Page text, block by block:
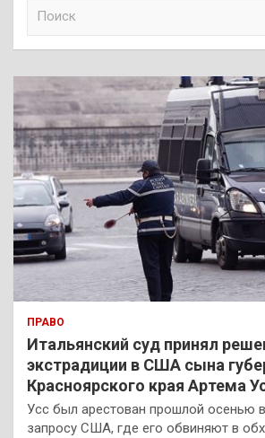
к
ПРАВО
Итальянский суд принял
экстрадиции в США сына
Красноярского края Артема
Усс был арестован прошлой осенью
запросу США, где его обвиняют в